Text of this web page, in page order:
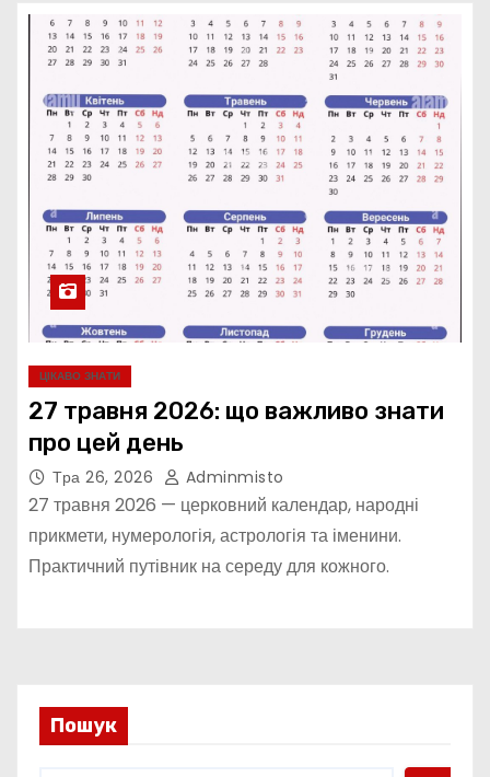
ЦІКАВО ЗНАТИ
27 травня 2026: що важливо знати
про цей день
Тра 26, 2026 Adminmisto
27 травня 2026 — церковний календар, народні
прикмети, нумерологія, астрологія та іменини.
Практичний путівник на середу для кожного.
Пошук